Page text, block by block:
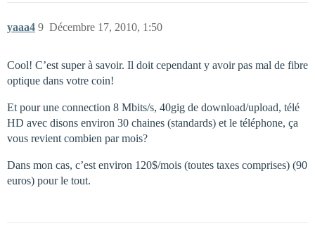
yaaa4 Décembre 17, 2010, 1:50
9
Cool! C’est super à savoir. Il doit cependant y avoir pas mal de fibre
optique dans votre coin!
Et pour une connection 8 Mbits/s, 40gig de download/upload, télé
HD avec disons environ 30 chaines (standards) et le téléphone, ça
vous revient combien par mois?
Dans mon cas, c’est environ 120$/mois (toutes taxes comprises) (90
euros) pour le tout.